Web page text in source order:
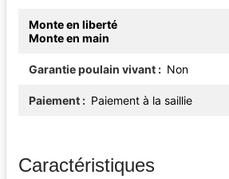
Monte en liberté
Monte en main
Garantie poulain vivant Non
Paiement Paiement à la saillie
Caractéristiques